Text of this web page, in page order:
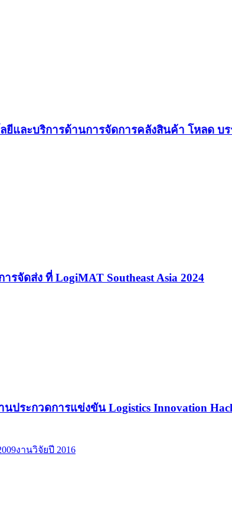
ละบริการด้านการจัดการคลังสินค้า โหลด บ
จัดส่ง ที่ LogiMAT Southeast Asia 2024
ระกวดการแข่งขัน Logistics Innovation
งานวิจัยปี 2016